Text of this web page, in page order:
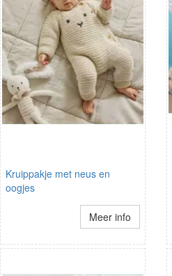
Kruippakje met neus en
oogjes
Meer info